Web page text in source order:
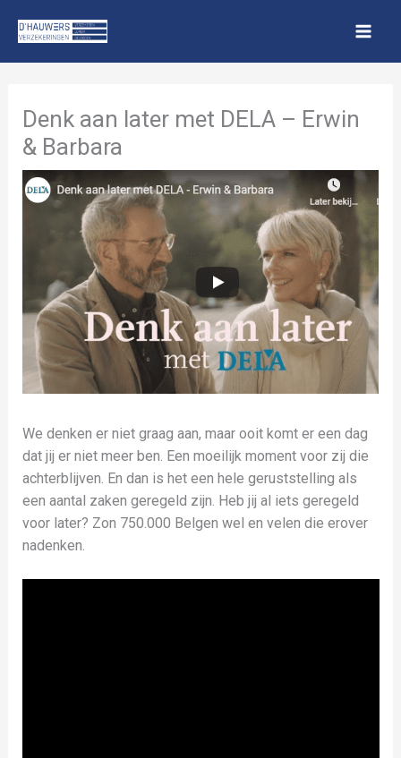
naar
Denk aan later met DELA – Erwin
& Barbara
We denken er niet graag aan, maar ooit komt er een dag
dat jij er niet meer ben. Een moeilijk moment voor zij die
achterblijven. En dan is het een hele geruststelling als
een aantal zaken geregeld zijn. Heb jij al iets geregeld
voor later? Zon 750.000 Belgen wel en velen die erover
nadenken.